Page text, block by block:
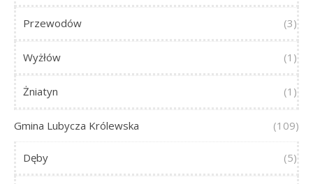
Przewodów (3)
Wyżłów (1)
Żniatyn (1)
Gmina Lubycza Królewska (109)
Dęby (5)